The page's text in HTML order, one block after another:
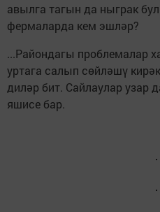
авылга тагын да ныграк
фермаларда кем эшләр?
...Райондагы проблемалар
уртага салып сөйләшү
диләр бит. Сайлаулар узар
яшисе бар.